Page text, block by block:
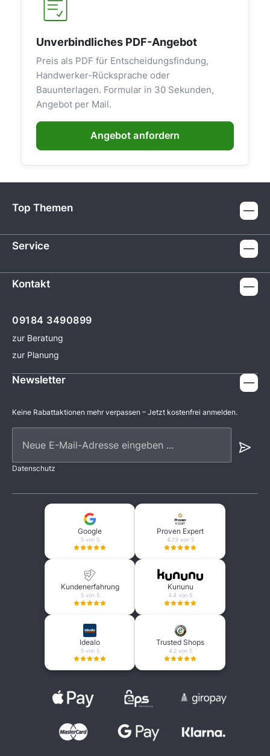
Unverbindliches PDF-Angebot
Preis als PDF für Entscheidungsfindung,
Handwerker-Rücksprache oder
Bauunterlagen. Formular in 30 Sekunden,
Angebot per Mail.
Angebot anfordern
Top Themen
Service
Kontakt
09184 3490899
zur Beratung
zur Planung
Newsletter
Keine Rabattaktionen mehr verpassen – Jetzt kostenfrei anmelden.
Datenschutz
Google
5 von 5
Proven Expert
4.73 von 5
Kundenerfahrung
5 von 5
Kununu
4.4 von 5
Idealo
5 von 5
Trusted Shops
4.2 von 5